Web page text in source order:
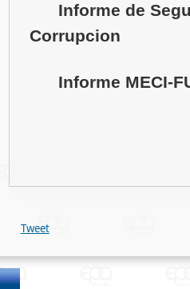
Informe de
Corrupcion
Informe MECI-
Tweet